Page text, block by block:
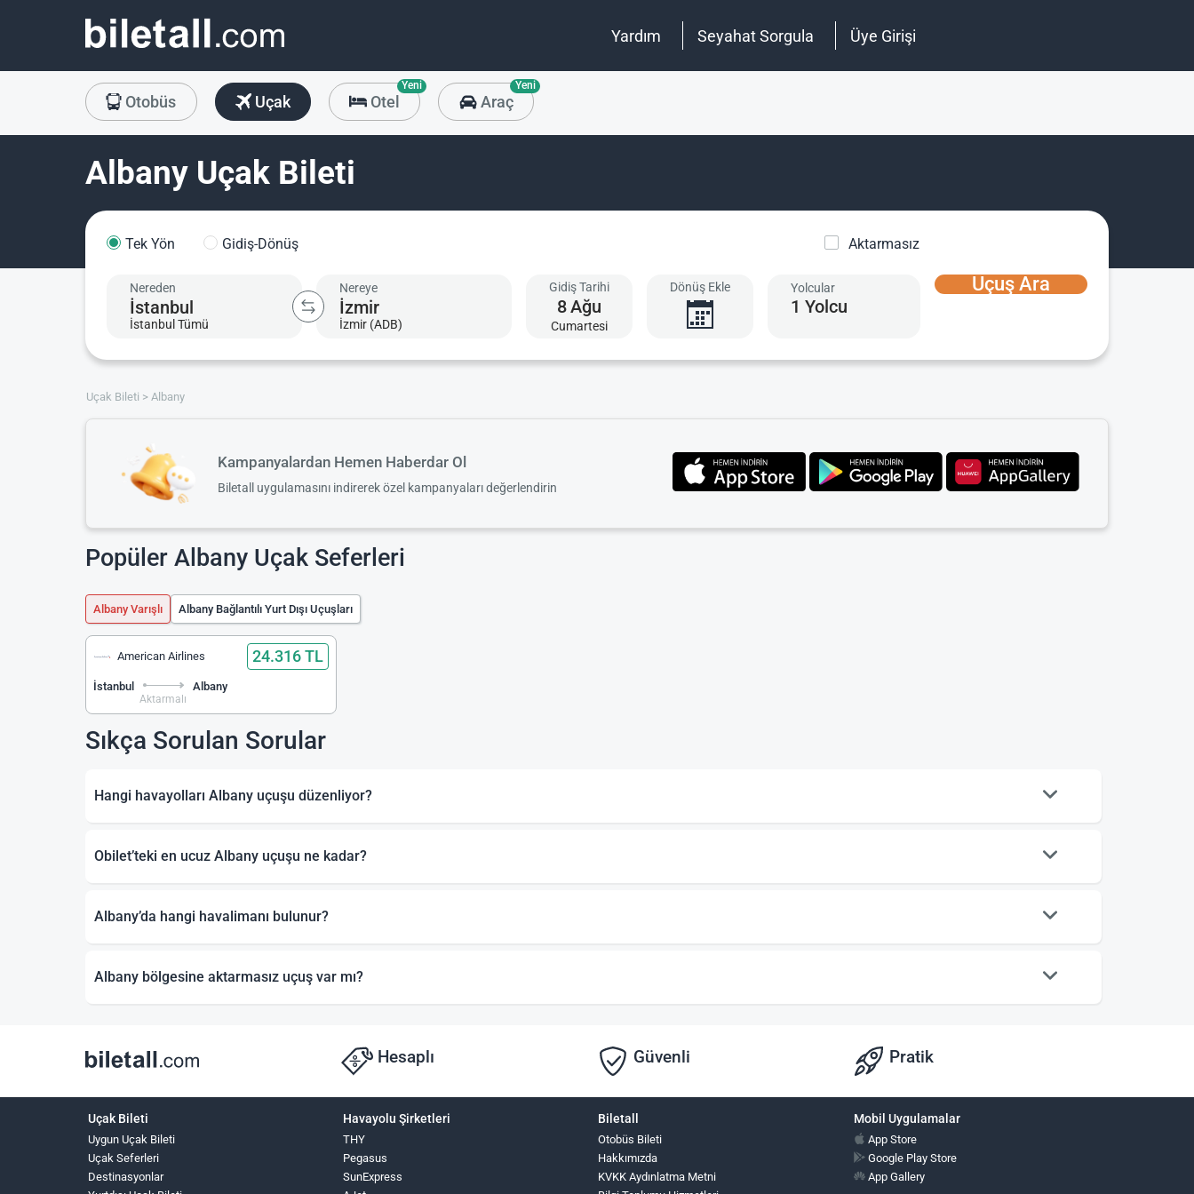
Yardım Seyahat Sorgula Üye Girişi
Otobüs Uçak Otel
Yeni
Araç
Yeni
Albany Uçak Bileti
Tek Yön Gidiş-Dönüş Aktarmasız
Nereden
İstanbul Tümü
Nereye
İzmir (ADB)
Gidiş Tarihi
8Ağu
Cumartesi
Dönüş Ekle Yolcular
1 Yolcu
Uçuş Ara
Uçak Bileti Albany
Kampanyalardan Hemen Haberdar Ol
Biletall uygulamasını indirerek özel kampanyaları değerlendirin
Popüler Albany Uçak Seferleri
Albany Varışlı Albany Bağlantılı Yurt Dışı Uçuşları
American Airlines 24.316 TL
İstanbul
Aktarmalı
Albany
Sıkça Sorulan Sorular
Hangi havayolları Albany uçuşu düzenliyor?
Obilet’teki en ucuz Albany uçuşu ne kadar?
Albany’da hangi havalimanı bulunur?
Albany bölgesine aktarmasız uçuş var mı?
Hesaplı Güvenli Pratik
Uçak Bileti
Uygun Uçak Bileti
Uçak Seferleri
Destinasyonlar
Havayolu Şirketleri
THY
Pegasus
SunExpress
Biletall
Otobüs Bileti
Hakkımızda
KVKK Aydınlatma Metni
Mobil Uygulamalar
App Store
Google Play Store
App Gallery